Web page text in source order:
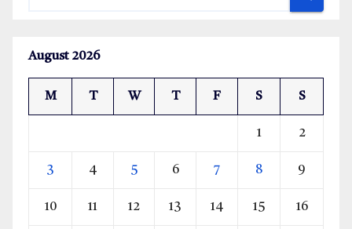
August 2026
M T W T F S S
1 2
3 4 5 6 7 8 9
10 11 12 13 14 15 16